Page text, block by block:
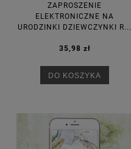
ZAPROSZENIE
ELEKTRONICZNE NA
URODZINKI DZIEWCZYNKI R...
35,98 zł
DO KOSZYKA